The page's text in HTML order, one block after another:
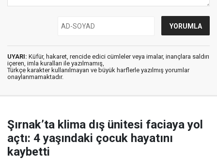
UYARI: Küfür, hakaret, rencide edici cümleler veya imalar, inançlara saldırı
içeren, imla kuralları ile yazılmamış,
Türkçe karakter kullanılmayan ve büyük harflerle yazılmış yorumlar
onaylanmamaktadır.
Şırnak’ta klima dış ünitesi faciaya yol
açtı: 4 yaşındaki çocuk hayatını
kaybetti